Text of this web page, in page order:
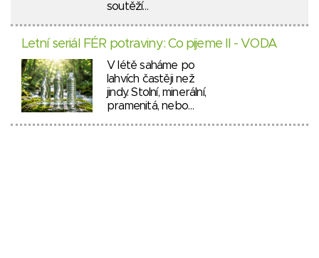
soutěží…
Letní seriál FÉR potraviny: Co pijeme II - VODA
V létě saháme po
lahvích častěji než
jindy. Stolní, minerální,
pramenitá, nebo…